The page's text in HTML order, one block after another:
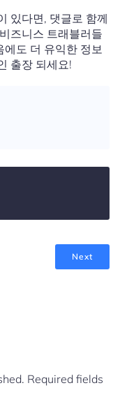
있다면, 댓글로 함께
즈니스 트래블러들
에도 더 유익한 정보
출장 되세요!
Next
Required fields